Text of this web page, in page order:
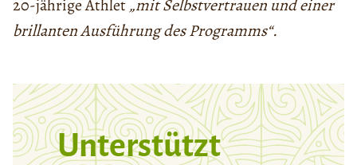
20-jährige Athlet„mit Selbstvertrauen und einer
brillanten Ausführung des Programms“.
Unterstützt